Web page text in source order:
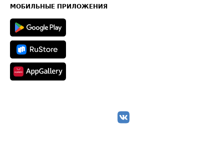
Техническая информация
МОБИЛЬНЫЕ ПРИЛОЖЕНИЯ